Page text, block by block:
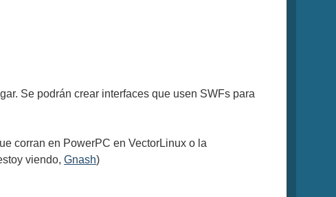
Se podrán crear interfaces que usen SWFs para
corran en PowerPC en VectorLinux o la
viendo, Gnash)